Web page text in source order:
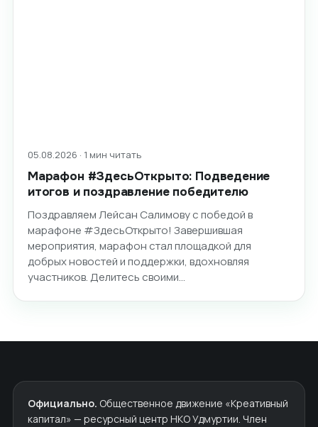
05.08.2026 · 1 мин читать
Марафон #ЗдесьОткрыто: Подведение
итогов и поздравление победителю
Поздравляем Лейсан Салимову с победой в
марафоне #ЗдесьОткрыто! Завершившая
мероприятия, марафон стал площадкой для
добрых новостей и поддержки, вдохновляя
участников. Делитесь своими…
Официально. Общественное движение «Креативный
капитал» — ресурсный центр НКО Удмуртии. Член